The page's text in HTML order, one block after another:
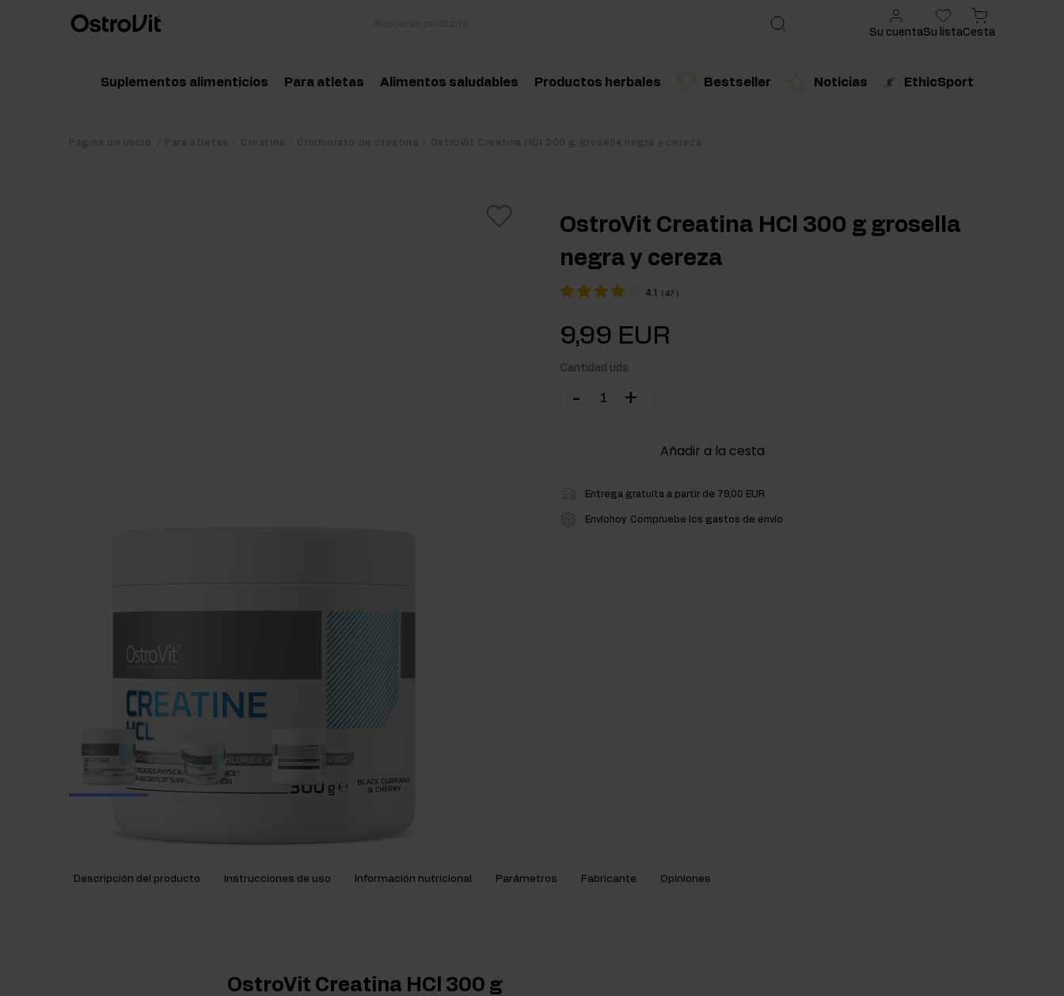
Suplementos alimenticios
Producto recomendado
Para atletas
Producto recomendado
Alimentos saludables
Mantequilla de frutos secos
Producto recomendado
Productos herbales Bestseller Noticias EthicSport
Su cuentaSu listaCesta
Página de inicio Para atletas Creatina Clorhidrato de creatina OstroVit Creatina HCl 300 g grosella negra y cereza
OstroVit Creatina HCl 300 g grosella
negra y cereza
4.1 (47 )
9,99 EUR
Cantidad uds.
- +
Añadir a la cesta
Entrega gratuita a partir de 79,00 EUR
Envíohoy Compruebe los gastos de envío
Descripción del producto Instrucciones de uso Información nutricional Parámetros Fabricante Opiniones
OstroVit Creatina HCl 300 g